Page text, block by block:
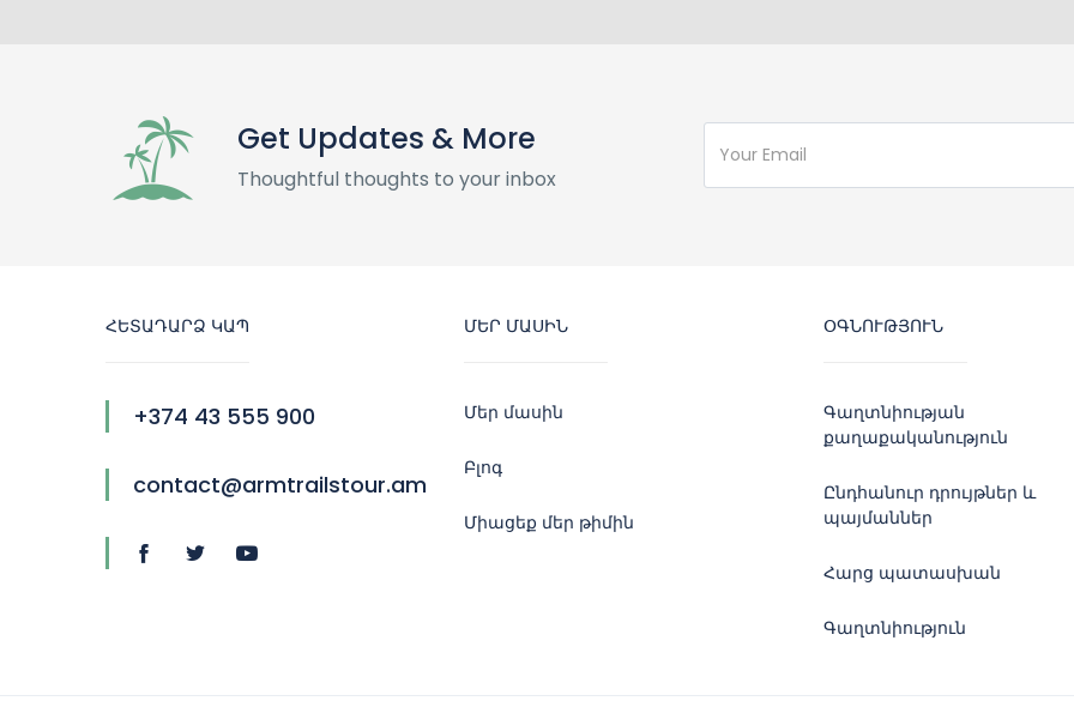
Get Updates & More
Thoughtful thoughts to your inbox
ՀԵՏԱԴԱՐՁ ԿԱՊ
+374 43 555 900
contact@armtrailstour.am
ՄԵՐ ՄԱՍԻՆ
Մեր մասին
Բլոգ
Միացեք մեր թիմին
ՕԳՆՈՒԹՅՈՒՆ
Գաղտնիության
քաղաքականություն
Ընդհանուր դրույթներ և
պայմաններ
Հարց պատասխան
Գաղտնիություն